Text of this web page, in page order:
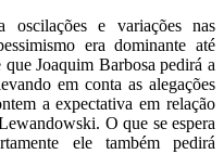
e variações nas
era dominante até
Joaquim Barbosa pedirá a
em conta as alegações
a expectativa em relação
O que se espera
ele também pedirá